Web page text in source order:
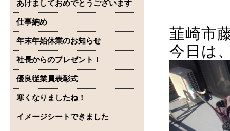
あけましておめでとうございます
仕事納め
年末年始休業のお知らせ
社長からのプレゼント！
優良従業員表彰式
寒くなりましたね！
イメージシートできました
韮崎市
今日は